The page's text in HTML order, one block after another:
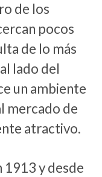
de los
pocos
de lo más
lado del
un ambiente
mercado de
atractivo.
1913 y desde